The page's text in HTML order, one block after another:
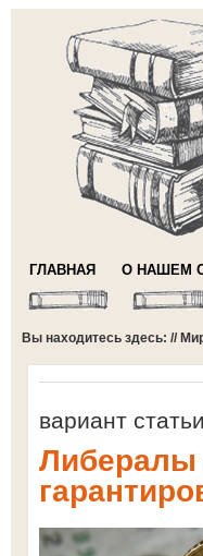
ГЛАВНАЯ О НАШЕМ
Вы находитесь здесь: //
вариант статьи
Либералы